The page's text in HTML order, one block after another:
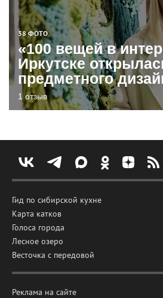
38 ФОТО
«100 вещей в
Иркутске
предметного
1 отзыв
Гид по сибирской кухне
Карта катков
Голоса города
Лесное озеро
Весточка с передовой
Реклама на сайте